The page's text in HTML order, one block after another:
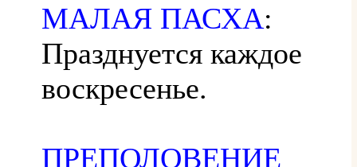
МАЛАЯ ПАСХА:
Празднуется каждое
воскресенье.
ПРЕПОЛОВЕНИЕ